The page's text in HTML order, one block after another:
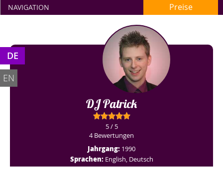
NAVIGATION Preise
DE
EN
DJ Patrick
5 / 5
4 Bewertungen
Jahrgang: 1990
Sprachen: English, Deutsch